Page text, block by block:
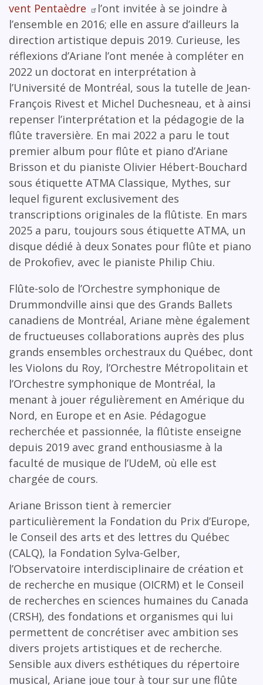
vent Pentaèdre
l’ont invitée à se joindre à
l’ensemble en 2016; elle en assure d’ailleurs la
direction artistique depuis 2019. Curieuse, les
réflexions d’Ariane l’ont menée à compléter en
2022 un doctorat en interprétation à
l’Université de Montréal, sous la tutelle de Jean-
François Rivest et Michel Duchesneau, et à ainsi
repenser l’interprétation et la pédagogie de la
flûte traversière. En mai 2022 a paru le tout
premier album pour flûte et piano d’Ariane
Brisson et du pianiste Olivier Hébert-Bouchard
sous étiquette ATMA Classique, Mythes, sur
lequel figurent exclusivement des
transcriptions originales de la flûtiste. En mars
2025 a paru, toujours sous étiquette ATMA, un
disque dédié à deux Sonates pour flûte et piano
de Prokofiev, avec le pianiste Philip Chiu.
Flûte-solo de l’Orchestre symphonique de
Drummondville ainsi que des Grands Ballets
canadiens de Montréal, Ariane mène également
de fructueuses collaborations auprès des plus
grands ensembles orchestraux du Québec, dont
les Violons du Roy, l’Orchestre Métropolitain et
l’Orchestre symphonique de Montréal, la
menant à jouer régulièrement en Amérique du
Nord, en Europe et en Asie. Pédagogue
recherchée et passionnée, la flûtiste enseigne
depuis 2019 avec grand enthousiasme à la
faculté de musique de l’UdeM, où elle est
chargée de cours.
Ariane Brisson tient à remercier
particulièrement la Fondation du Prix d’Europe,
le Conseil des arts et des lettres du Québec
(CALQ), la Fondation Sylva-Gelber,
l’Observatoire interdisciplinaire de création et
de recherche en musique (OICRM) et le Conseil
de recherches en sciences humaines du Canada
(CRSH), des fondations et organismes qui lui
permettent de concrétiser avec ambition ses
divers projets artistiques et de recherche.
Sensible aux divers esthétiques du répertoire
musical, Ariane joue tour à tour sur une flûte